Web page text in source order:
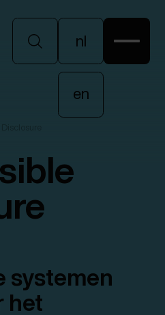
nl
en
systemen
het